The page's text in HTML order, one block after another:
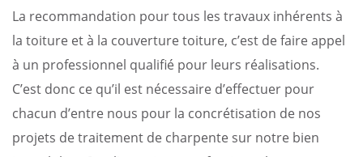
La recommandation pour tous les travaux inhérents à
la toiture et à la couverture toiture, c’est de faire appel
à un professionnel qualifié pour leurs réalisations.
C’est donc ce qu’il est nécessaire d’effectuer pour
chacun d’entre nous pour la concrétisation de nos
projets de traitement de charpente sur notre bien